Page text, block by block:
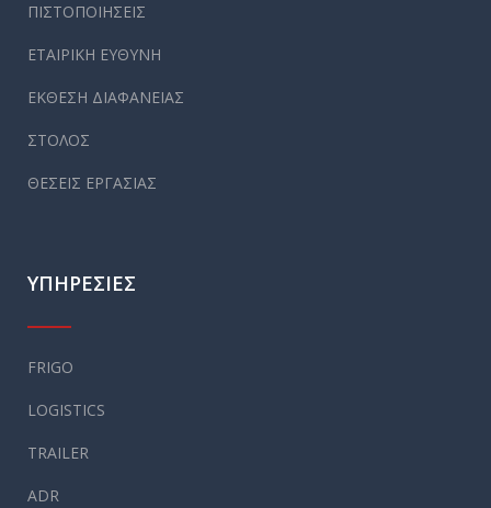
ΠΙΣΤΟΠΟΙΗΣΕΙΣ
ΕΤΑΙΡΙΚΗ ΕΥΘΥΝΗ
ΕΚΘΕΣΗ ΔΙΑΦΑΝΕΙΑΣ
ΣΤΟΛΟΣ
ΘΕΣΕΙΣ ΕΡΓΑΣΙΑΣ
ΥΠΗΡΕΣΙΕΣ
FRIGO
LOGISTICS
TRAILER
ADR